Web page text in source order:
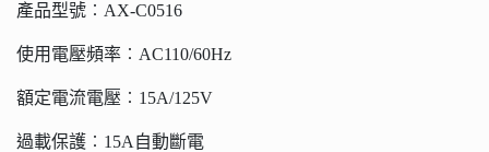
產品型號︰AX-C0516
使用電壓頻率︰AC110/60Hz
額定電流電壓︰15A/125V
過載保護︰15A自動斷電